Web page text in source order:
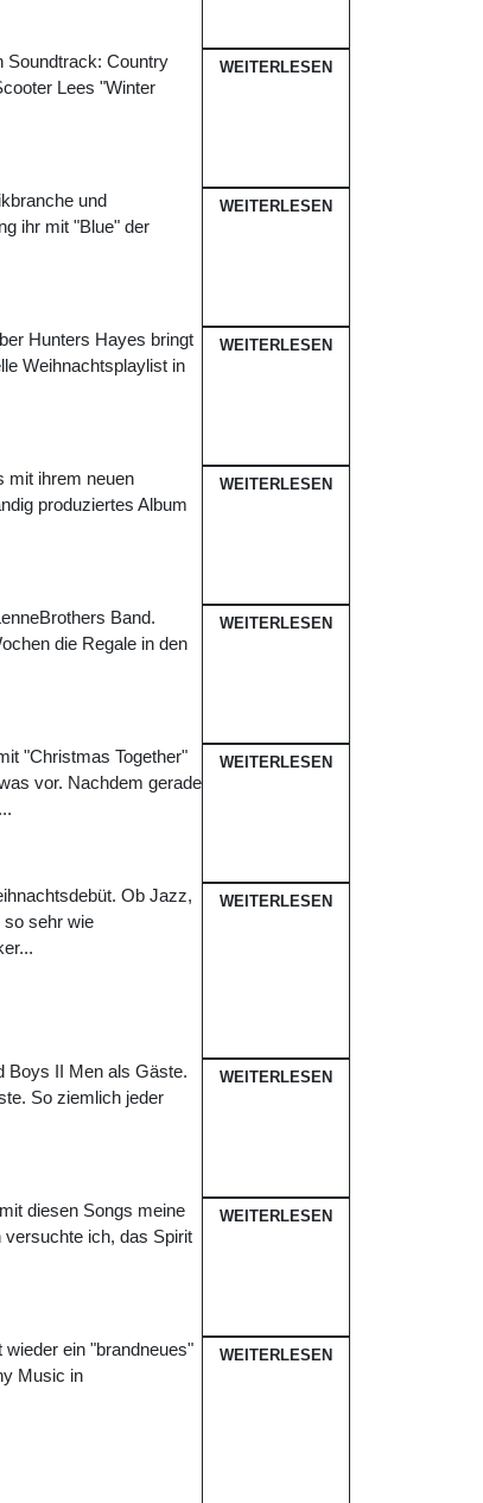
Soundtrack: Country
Lees "Winter
WEITERLESEN
und
ihr mit "Blue" der
WEITERLESEN
Hunters Hayes bringt
Weihnachtsplaylist in
WEITERLESEN
mit ihrem neuen
produziertes Album
WEITERLESEN
Band.
die Regale in den
WEITERLESEN
"Christmas Together"
vor. Nachdem gerade
WEITERLESEN
Ob Jazz,
so sehr wie
WEITERLESEN
Boys II Men als Gäste.
So ziemlich jeder
WEITERLESEN
diesen Songs meine
versuchte ich, das Spirit
WEITERLESEN
ein "brandneues"
Music in
WEITERLESEN